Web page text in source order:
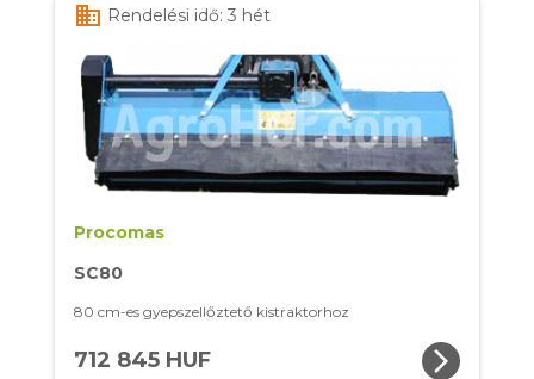
business Rendelési idő: 3 hét
Procomas
SC80
80 cm-es gyepszellőztető kistraktorhoz
712 845 HUF arrow_forward_ios